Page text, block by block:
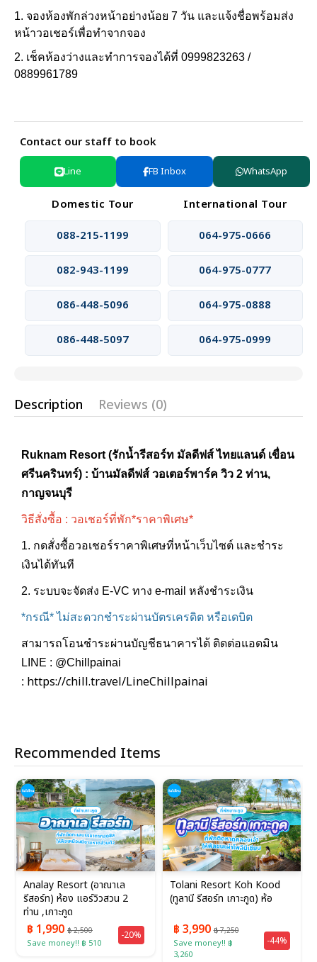
1. จองห้องพักล่วงหน้าอย่างน้อย 7 วัน และแจ้งชื่อพร้อมส่ง
หน้าวอเชอร์เพื่อทำจากจอง
2. เช็คห้องว่างและทำการจองได้ที่ 0999823263 /
0889961789
Contact our staff to book
Line FB Inbox WhatsApp
Domestic Tour
International Tour
088-215-1199
064-975-0666
082-943-1199 064-975-0777
086-448-5096 064-975-0888
086-448-5097 064-975-0999
Description Reviews (0)
Ruknam Resort (รักน้ำรีสอร์ท มัลดีฟส์ ไทยแลนด์ เขื่อน
ศรีนครินทร์) : บ้านมัลดีฟส์ วอเตอร์พาร์ค วิว 2 ท่าน,
กาญจนบุรี
วิธีสั่งซื้อ : วอเชอร์ที่พัก*ราคาพิเศษ*
1. กดสั่งซื้อวอเชอร์ราคาพิเศษที่หน้าเว็บไซต์ เเละชำระ
เงินได้ทันที
2. ระบบจะจัดส่ง E-VC ทาง e-mail หลังชำระเงิน
*กรณี* ไม่สะดวกชำระผ่านบัตรเครดิต หรือเดบิต
สามารถโอนชำระผ่านบัญชีธนาคารได้ ติดต่อแอดมิน
LINE : @Chillpainai
: https://chill.travel/LineChillpainai
Recommended Items
Analay Resort (อาณาเล
รีสอร์ท) ห้อง แอร์วิวสวน 2
ท่าน ,เกาะกูด
฿ 1,990 ฿ 2,500
Save money!! ฿ 510
-20%
Tolani Resort Koh Kood
(ทูลานี รีสอร์ท เกาะกูด) ห้อ
฿ 3,990฿ 7,250
Save money!! ฿
3,260
-44%